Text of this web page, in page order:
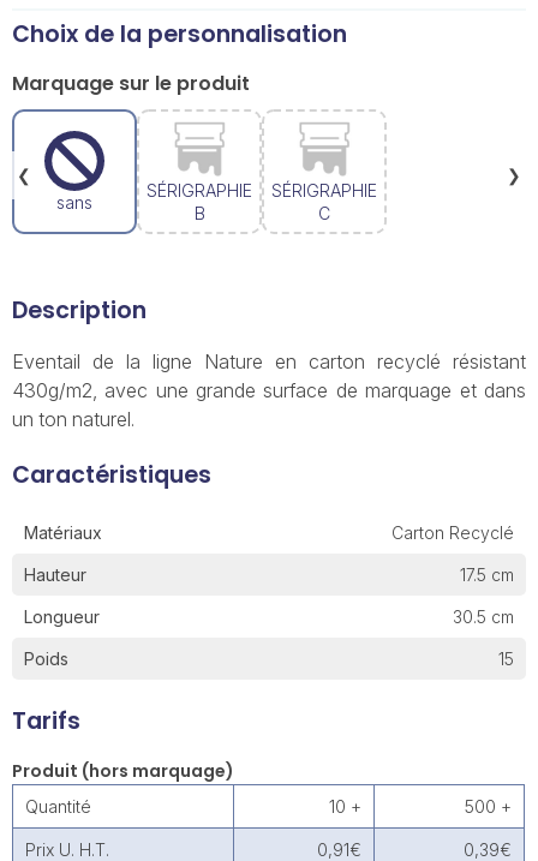
Choix de la personnalisation
Marquage sur le produit
sans
SÉRIGRAPHIE
B
SÉRIGRAPHIE
C
❯
❮
Description
Eventail de la ligne Nature en carton recyclé résistant
430g/m2, avec une grande surface de marquage et dans
un ton naturel.
Caractéristiques
Matériaux Carton Recyclé
Hauteur 17.5 cm
Longueur 30.5 cm
Poids 15
Tarifs
Produit (hors marquage)
Quantité 10 + 500 +
Prix U. H.T. 0,91€ 0,39€